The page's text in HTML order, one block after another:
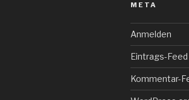
META
Anmelden
Eintrags-Feed
Kommentar-